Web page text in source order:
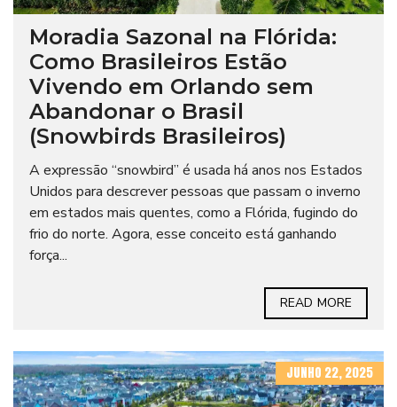
Moradia Sazonal na Flórida:
Como Brasileiros Estão
Vivendo em Orlando sem
Abandonar o Brasil
(Snowbirds Brasileiros)
A expressão “snowbird” é usada há anos nos Estados
Unidos para descrever pessoas que passam o inverno
em estados mais quentes, como a Flórida, fugindo do
frio do norte. Agora, esse conceito está ganhando
força...
READ MORE
JUNHO 22, 2025